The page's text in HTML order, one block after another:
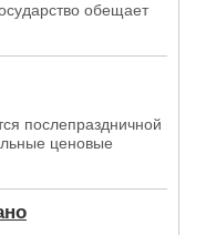
обещает
послепраздничной
ценовые